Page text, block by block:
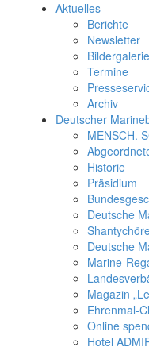
Aktuelles
Berichte
Newsletter
Bildergalerie
Termine
Archiv
Deutscher
MENSCH.
Historie
Präsidium
Deutsche
Deutsche
Marine-
Magazin
Ehrenmal-
Online
Hotel